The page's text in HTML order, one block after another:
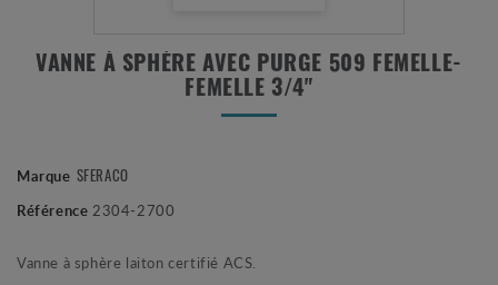
VANNE À SPHÈRE AVEC PURGE 509 FEMELLE-
FEMELLE 3/4"
Marque SFERACO
Référence 2304-2700
Vanne à sphère laiton certifié ACS.